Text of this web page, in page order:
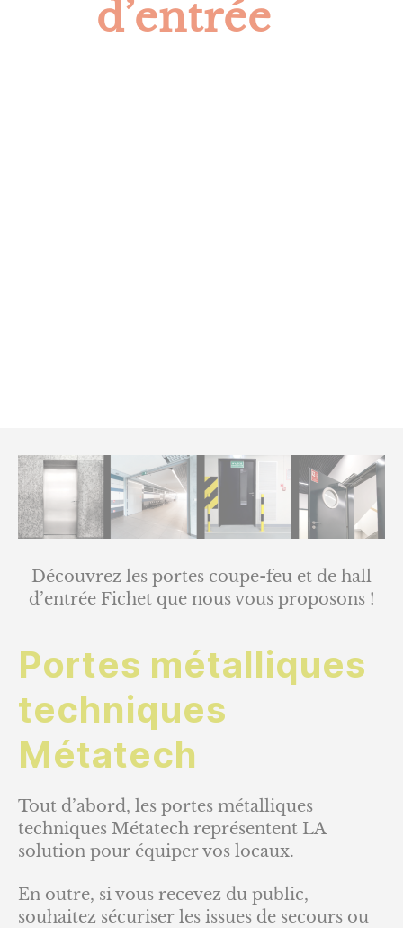
d’entrée
Découvrez les portes coupe-feu et de hall
d’entrée Fichet que nous vous proposons !
Portes métalliques
techniques
Métatech
Tout d’abord, les portes métalliques
techniques Métatech représentent LA
solution pour équiper vos locaux.
En outre, si vous recevez du public,
souhaitez sécuriser les issues de secours ou